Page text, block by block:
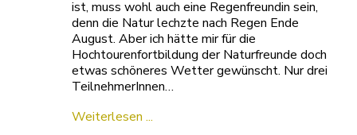
ist, muss wohl auch eine Regenfreundin sein,
denn die Natur lechzte nach Regen Ende
August. Aber ich hätte mir für die
Hochtourenfortbildung der Naturfreunde doch
etwas schöneres Wetter gewünscht. Nur drei
TeilnehmerInnen…
Weiterlesen ...